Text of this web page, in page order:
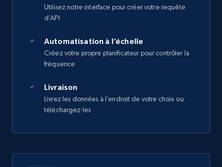
Utilisez notre interface pour créer votre requête
d’API
Automatisation à l’échelle
Créez votre propre planificateur pour contrôler la
fréquence
Livraison
Livrez les données à l’endroit de votre choix ou
téléchargez-les